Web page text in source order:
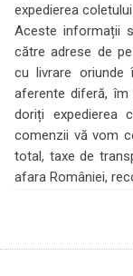
expedierea
Aceste informații
către adrese de
cu livrare oriunde
aferente diferă,
doriți expedierea
comenzii vă vom
total, taxe de
afara României,